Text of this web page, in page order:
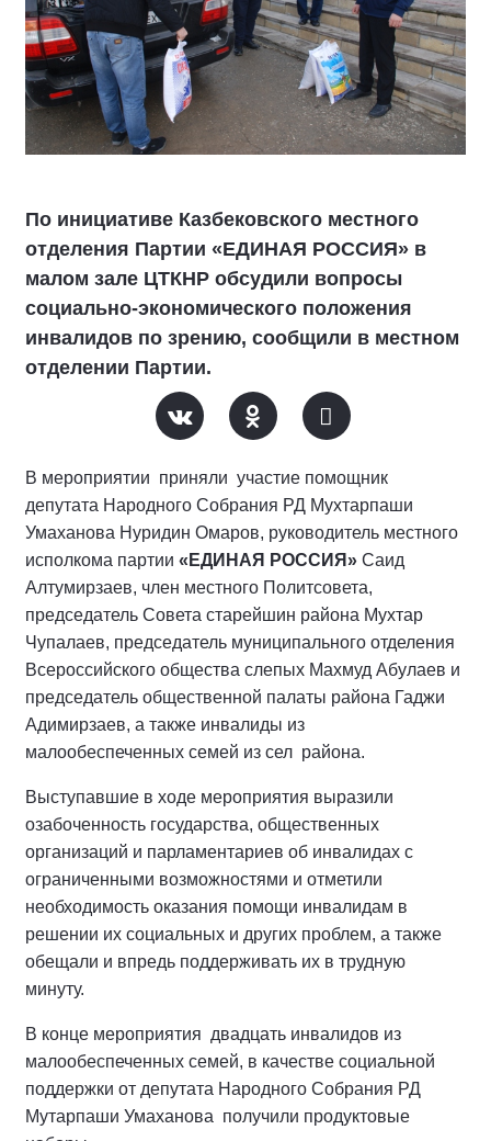
По инициативе Казбековского местного
отделения Партии «ЕДИНАЯ РОССИЯ» в
малом зале ЦТКНР обсудили вопросы
социально-экономического положения
инвалидов по зрению, сообщили в местном
отделении Партии.
В мероприятии приняли участие помощник
депутата Народного Собрания РД Мухтарпаши
Умаханова Нуридин Омаров, руководитель местного
исполкома партии «ЕДИНАЯ РОССИЯ» Саид
Алтумирзаев, член местного Политсовета,
председатель Совета старейшин района Мухтар
Чупалаев, председатель муниципального отделения
Всероссийского общества слепых Махмуд Абулаев и
председатель общественной палаты района Гаджи
Адимирзаев, а также инвалиды из
малообеспеченных семей из сел района.
Выступавшие в ходе мероприятия выразили
озабоченность государства, общественных
организаций и парламентариев об инвалидах с
ограниченными возможностями и отметили
необходимость оказания помощи инвалидам в
решении их социальных и других проблем, а также
обещали и впредь поддерживать их в трудную
минуту.
В конце мероприятия двадцать инвалидов из
малообеспеченных семей, в качестве социальной
поддержки от депутата Народного Собрания РД
Мутарпаши Умаханова получили продуктовые